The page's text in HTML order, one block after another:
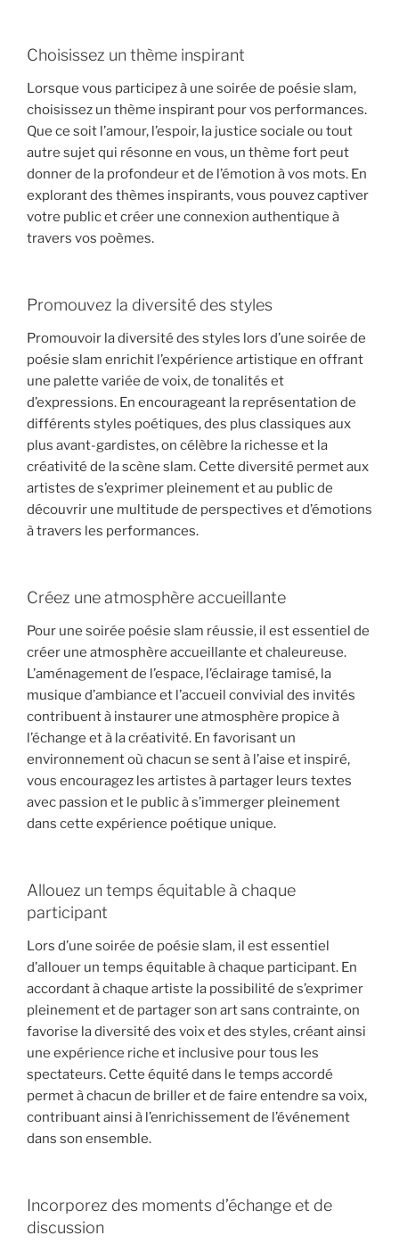
Choisissez un thème inspirant
Lorsque vous participez à une soirée de poésie slam,
choisissez un thème inspirant pour vos performances.
Que ce soit l’amour, l’espoir, la justice sociale ou tout
autre sujet qui résonne en vous, un thème fort peut
donner de la profondeur et de l’émotion à vos mots. En
explorant des thèmes inspirants, vous pouvez captiver
votre public et créer une connexion authentique à
travers vos poèmes.
Promouvez la diversité des styles
Promouvoir la diversité des styles lors d’une soirée de
poésie slam enrichit l’expérience artistique en offrant
une palette variée de voix, de tonalités et
d’expressions. En encourageant la représentation de
différents styles poétiques, des plus classiques aux
plus avant-gardistes, on célèbre la richesse et la
créativité de la scène slam. Cette diversité permet aux
artistes de s’exprimer pleinement et au public de
découvrir une multitude de perspectives et d’émotions
à travers les performances.
Créez une atmosphère accueillante
Pour une soirée poésie slam réussie, il est essentiel de
créer une atmosphère accueillante et chaleureuse.
L’aménagement de l’espace, l’éclairage tamisé, la
musique d’ambiance et l’accueil convivial des invités
contribuent à instaurer une atmosphère propice à
l’échange et à la créativité. En favorisant un
environnement où chacun se sent à l’aise et inspiré,
vous encouragez les artistes à partager leurs textes
avec passion et le public à s’immerger pleinement
dans cette expérience poétique unique.
Allouez un temps équitable à chaque
participant
Lors d’une soirée de poésie slam, il est essentiel
d’allouer un temps équitable à chaque participant. En
accordant à chaque artiste la possibilité de s’exprimer
pleinement et de partager son art sans contrainte, on
favorise la diversité des voix et des styles, créant ainsi
une expérience riche et inclusive pour tous les
spectateurs. Cette équité dans le temps accordé
permet à chacun de briller et de faire entendre sa voix,
contribuant ainsi à l’enrichissement de l’événement
dans son ensemble.
Incorporez des moments d’échange et de
discussion